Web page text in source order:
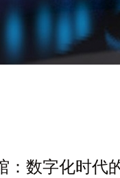
：数字化时代